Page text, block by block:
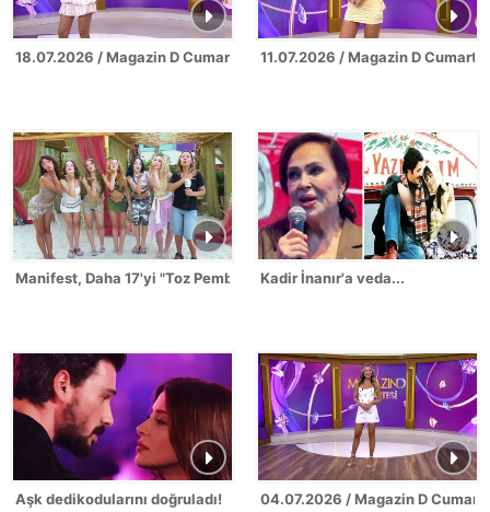
18.07.2026 / Magazin D Cumartesi 11.07.2026 / Magazin D
Manifest, Daha 17'yi "Toz Pembe"ye boyadı!Kadir İnanır'a veda...
Aşk dedikodularını doğruladı! 04.07.2026 / Magazin D